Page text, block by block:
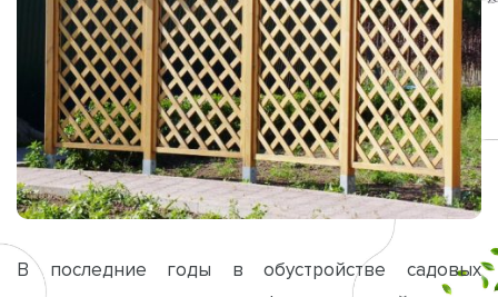
В последние годы в обустройстве садовых